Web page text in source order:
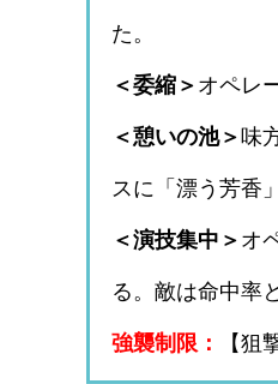
た。
＜委縮＞ オペレ
＜憩いの池＞味
スに「漂う芳香
＜演技集中＞ オ
る。敵は命中率
強襲制限： 【狙